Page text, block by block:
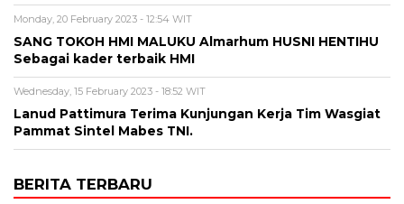
Monday, 20 February 2023 - 12:54 WIT
SANG TOKOH HMI MALUKU Almarhum HUSNI HENTIHU
Sebagai kader terbaik HMI
Wednesday, 15 February 2023 - 18:52 WIT
Lanud Pattimura Terima Kunjungan Kerja Tim Wasgiat
Pammat Sintel Mabes TNI.
BERITA TERBARU